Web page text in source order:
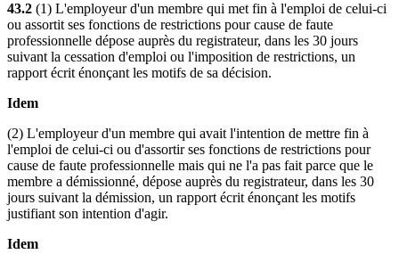
43.2 (1) L'employeur d'un membre qui met fin à l'emploi de celui-ci
ou assortit ses fonctions de restrictions pour cause de faute
professionnelle dépose auprès du registrateur, dans les 30 jours
suivant la cessation d'emploi ou l'imposition de restrictions, un
rapport écrit énonçant les motifs de sa décision.
Idem
(2) L'employeur d'un membre qui avait l'intention de mettre fin à
l'emploi de celui-ci ou d'assortir ses fonctions de restrictions pour
cause de faute professionnelle mais qui ne l'a pas fait parce que le
membre a démissionné, dépose auprès du registrateur, dans les 30
jours suivant la démission, un rapport écrit énonçant les motifs
justifiant son intention d'agir.
Idem